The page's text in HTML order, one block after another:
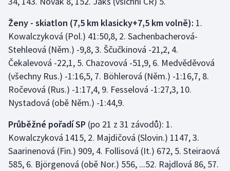
Ragby
Rychlobruslení
Rychlostní kanoistika
Sportovní střelba
Stolní tenis
Ženy - skiatlon (7,5 km klasicky+7,5 km volně): 1.
Kowalczyková (Pol.) 41:50,8, 2. Sachenbacherová-
Stehleová (Něm.) -9,8, 3. Ščučkinová -21,2, 4.
Čekalevová -22,1, 5. Chazovová -51,9, 6. Medvěděvová
(všechny Rus.) -1:16,5, 7. Böhlerová (Něm.) -1:16,7, 8.
Ročevová (Rus.) -1:17,4, 9. Fesselová -1:27,3, 10.
Nystadová (obě Něm.) -1:44,9.
Průběžné pořadí SP (po 21 z 31 závodů): 1.
Kowalczyková 1415, 2. Majdičová (Slovin.) 1147, 3.
Saarinenová (Fin.) 909, 4. Follisová (It.) 672, 5. Steiraová
585, 6. Björgenová (obě Nor.) 556, ...52. Rajdlová 86, 57.